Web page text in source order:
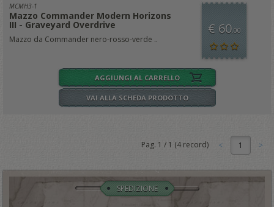
MCMH3-1
Mazzo Commander Modern Horizons
III - Graveyard Overdrive
Mazzo da Commander nero-rosso-verde ..
€ 60,00
AGGIUNGI AL CARRELLO
VAI ALLA SCHEDA PRODOTTO
Pag. 1 / 1 (4 record) 1
SPEDIZIONE